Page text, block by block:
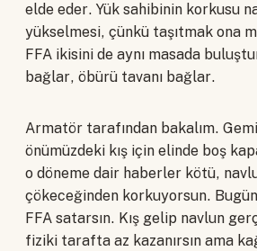
elde eder. Yük sahibinin korkusu
yükselmesi, çünkü taşıtmak ona
FFA ikisini de aynı masada
bağlar, öbürü tavanı bağlar.
Armatör tarafından bakalım.
önümüzdeki kış için elinde boş
o döneme dair haberler kötü,
çökeceğinden korkuyorsun.
FFA satarsın. Kış gelip navlun
fiziki tarafta az kazanırsın ama